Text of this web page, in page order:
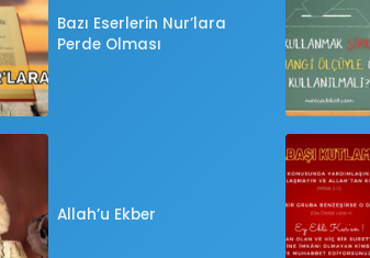
Bazı Eserlerin Nur’lara
Perde Olması
Allah’u Ekber